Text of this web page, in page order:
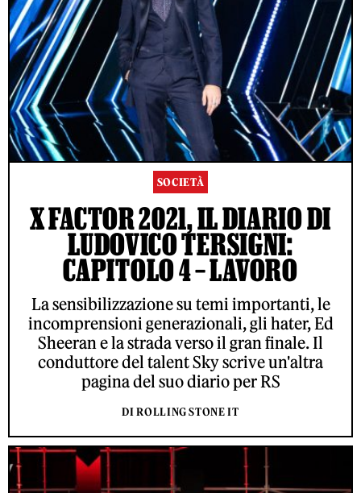
SOCIETÀ
X FACTOR 2021, IL DIARIO DI
LUDOVICO TERSIGNI:
CAPITOLO 4 – LAVORO
La sensibilizzazione su temi importanti, le
incomprensioni generazionali, gli hater, Ed
Sheeran e la strada verso il gran finale. Il
conduttore del talent Sky scrive un'altra
pagina del suo diario per RS
DI ROLLING STONE IT